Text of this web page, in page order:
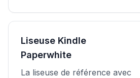
Liseuse Kindle
Paperwhite
La liseuse de référence avec